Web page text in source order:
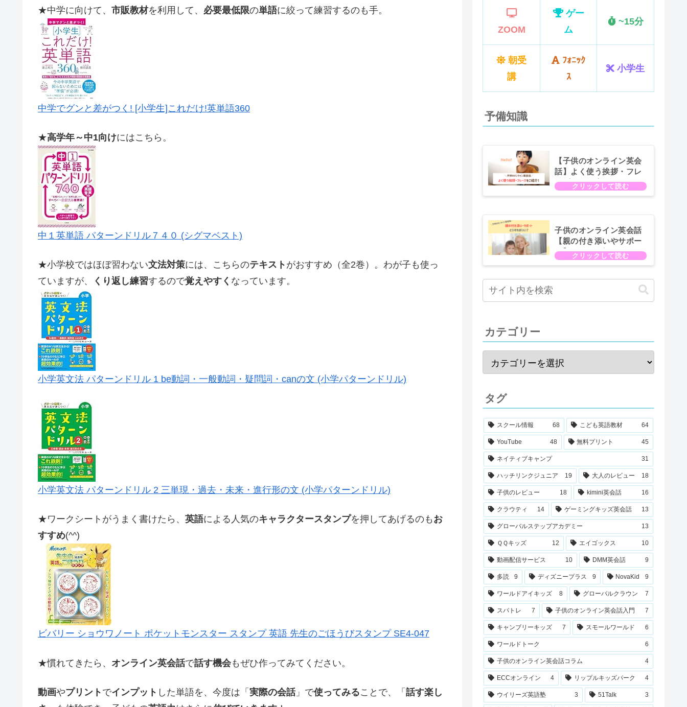
★中学に向けて、 市販教材を利用して、 必要最低限の単語に絞って練習するのも手。
中学でグンと差がつく! [小学生]これだけ!英単語360
★高学年～中1向けにはこちら。
中１英単語 パターンドリル７４０ (シグマベスト)
★小学校ではほぼ習わない文法対策には、こちらのテキスト がおすすめ（全2巻）。わが子も使っ
ていますが、
くり返し練習するので覚えやすく なっています。
小学英文法 パターンドリル 1 be動詞・一般動詞・疑問詞・canの文 (小学パターンドリル)
小学英文法 パターンドリル 2 三単現・過去・未来・進行形の文 (小学パターンドリル)
★ワークシートがうまく書けたら、 英語による人気のキャラクタースタンプを押してあげるのも お
すすめ(^^)
ビバリー ショウワノート ポケットモンスター スタンプ 英語 先生のごほうびスタンプ SE4-047
★慣れてきたら、 オンライン英会話で話す機会もぜひ作ってみてください。
動画やプリント でインプット した単語を、今度は「 実際の会話」で使ってみることで、「 話す楽し
ZOOM
ゲー
ム
~15分
朝受
講
ﾌｫﾆｯｸ
ｽ
小学生
予備知識
【子供のオンライン英会
話】よく使う挨拶・フレ
ーズをご紹介！
子供のオンライン英会話
【親の付き添いやサポー
ト】について知っておき
たいコト
カテゴリー
タグ
スクール情報 68 こども英語教材 64
YouTube 48 無料プリント 45
ネイティブキャンプ 31
ハッチリンクジュニア 19 大人のレビュー 18
子供のレビュー 18 kimini英会話 16
クラウティ 14 ゲーミングキッズ英会話 13
グローバルステップアカデミー 13
ＱＱキッズ 12 エイゴックス 10
動画配信サービス 10 DMM英会話 9
多読 9 ディズニープラス 9 NovaKid 9
ワールドアイキッズ 8 グローバルクラウン 7
スパトレ 7 子供のオンライン英会話入門 7
キャンブリーキッズ 7 スモールワールド 6
ワールドトーク 6
子供のオンライン英会話コラム 4
ECCオンライン 4 リップルキッズパーク 4
ウイリーズ英語塾 3 51Talk 3